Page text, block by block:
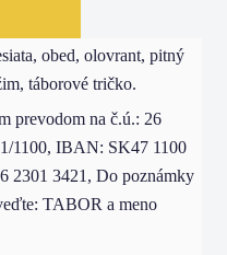
obed, olovrant, pitný
táborové tričko.
prevodom na č.ú.: 26
1100, IBAN: SK47 1100
2301 3421, Do poznámky
TABOR a meno